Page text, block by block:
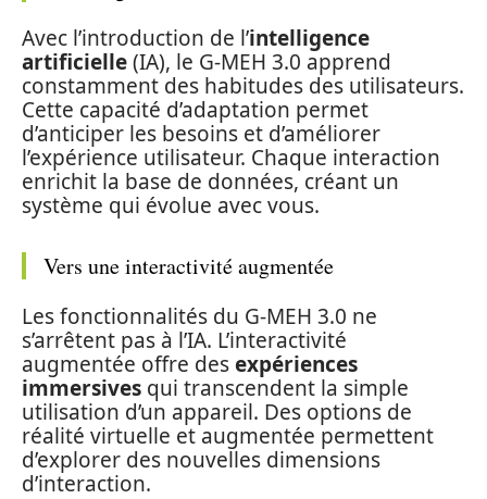
Avec l’introduction de l’intelligence
artificielle(IA), le G-MEH 3.0 apprend
constamment des habitudes des utilisateurs.
Cette capacité d’adaptation permet
d’anticiper les besoins et d’améliorer
l’expérience utilisateur. Chaque interaction
enrichit la base de données, créant un
système qui évolue avec vous.
Vers une interactivité augmentée
Les fonctionnalités du G-MEH 3.0 ne
s’arrêtent pas à l’IA. L’interactivité
augmentée offre desexpériences
immersives qui transcendent la simple
utilisation d’un appareil. Des options de
réalité virtuelle et augmentée permettent
d’explorer des nouvelles dimensions
d’interaction.